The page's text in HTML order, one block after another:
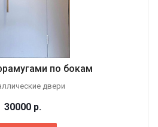
по бокам
двери
30000 р.